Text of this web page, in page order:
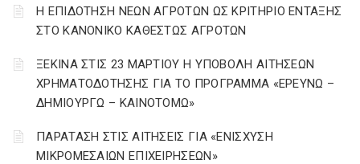
Η ΕΠΙΔΟΤΗΣΗ ΝΕΩΝ ΑΓΡΟΤΩΝ ΩΣ ΚΡΙΤΗΡΙΟ ΕΝΤΑΞΗΣ
ΣΤΟ ΚΑΝΟΝΙΚΟ ΚΑΘΕΣΤΩΣ ΑΓΡΟΤΩΝ
ΞΕΚΙΝΑ ΣΤΙΣ 23 ΜΑΡΤΙΟΥ Η ΥΠΟΒΟΛΗ ΑΙΤΗΣΕΩΝ
ΧΡΗΜΑΤΟΔΟΤΗΣΗΣ ΓΙΑ ΤΟ ΠΡΟΓΡΑΜΜΑ «ΕΡΕΥΝΩ –
ΔΗΜΙΟΥΡΓΩ – ΚΑΙΝΟΤΟΜΩ»
ΠΑΡΑΤΑΣΗ ΣΤΙΣ ΑΙΤΗΣΕΙΣ ΓΙΑ «ΕΝΙΣΧΥΣΗ
ΜΙΚΡΟΜΕΣΑΙΩΝ ΕΠΙΧΕΙΡΗΣΕΩΝ»